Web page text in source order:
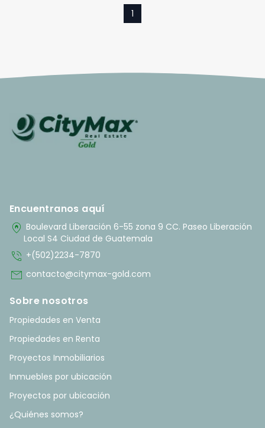
1
Encuentranos aquí
home_pin Boulevard Liberación 6-55 zona 9 CC. Paseo Liberación
Local S4 Ciudad de Guatemala
phone_in_talk +(502)2234-7870
mail contacto@citymax-gold.com
Sobre nosotros
Propiedades en Venta
Propiedades en Renta
Proyectos Inmobiliarios
Inmuebles por ubicación
Proyectos por ubicación
¿Quiénes somos?